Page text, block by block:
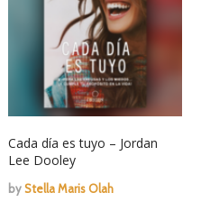
Cada día es tuyo – Jordan
Lee Dooley
byStella Maris Olah